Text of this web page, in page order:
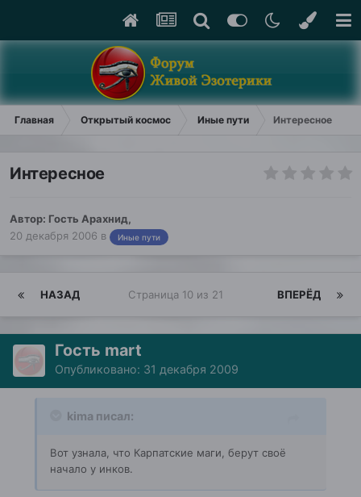
Главная Открытый космос Иные пути Интересное
Интересное
Автор: Гость Арахнид,
20 декабря 2006 в Иные пути
НАЗАД ВПЕРЁД
Страница 10 из 21
Гость mart
Опубликовано: 31 декабря 2009
kima писал:
Вот узнала, что Карпатские маги, берут своё
начало у инков.